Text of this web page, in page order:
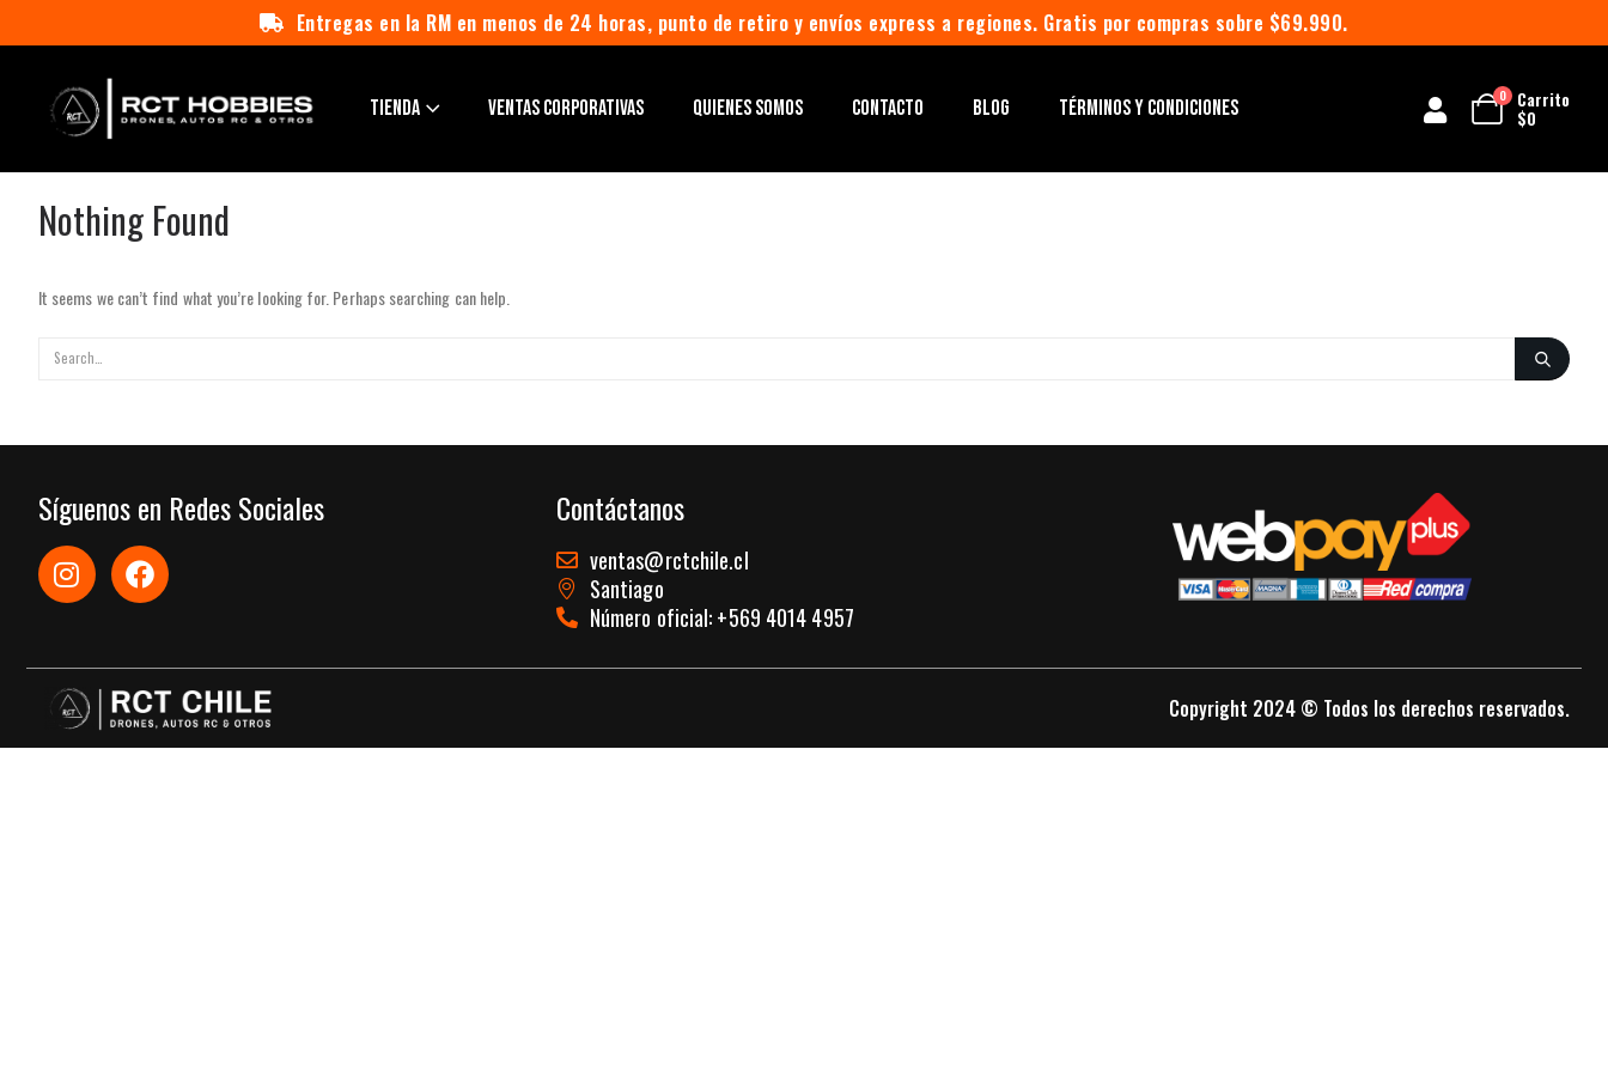
Entregas en la RM en menos de 24 horas, punto de retiro y envíos express a regiones. Gratis por compras sobre $69.990.
TIENDA VENTAS CORPORATIVAS QUIENES SOMOS CONTACTO BLOG TÉRMINOS Y CONDICIONES 0 Carrito
$0
Nothing Found
It seems we can’t find what you’re looking for. Perhaps searching can help.
Síguenos en Redes Sociales Contáctanos
ventas@rctchile.cl
Santiago
Número oficial: +569 4014 4957
Copyright 2024 © Todos los derechos reservados.